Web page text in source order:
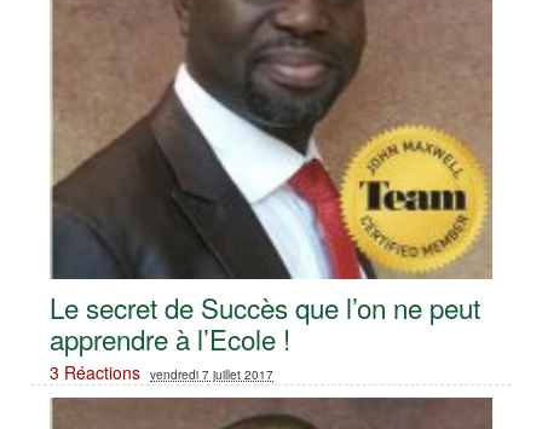
Le secret de Succès que l’on ne peut
apprendre à l’Ecole !
3 Réactions vendredi 7 juillet 2017